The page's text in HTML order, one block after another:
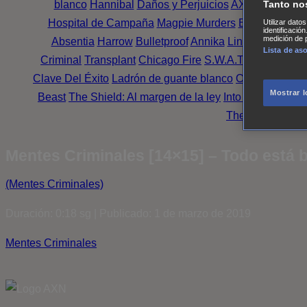
blanco Hannibal Daños y Perjuicios AXN Masters
Hospital de Campaña Magpie Murders Blindspot
Absentia Harrow Bulletproof Annika Lincoln
Criminal Transplant Chicago Fire S.W.A.T.: Los
Clave Del Éxito Ladrón de guante blanco Outsiders Mr.
Beast The Shield: Al margen de la ley Into the Dark
The Oath
(Mentes Criminales)
Mentes Criminales
Tanto
Utilizar
medición de
Lista de
Mostrar